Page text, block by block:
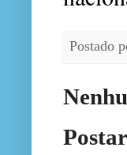
Postado